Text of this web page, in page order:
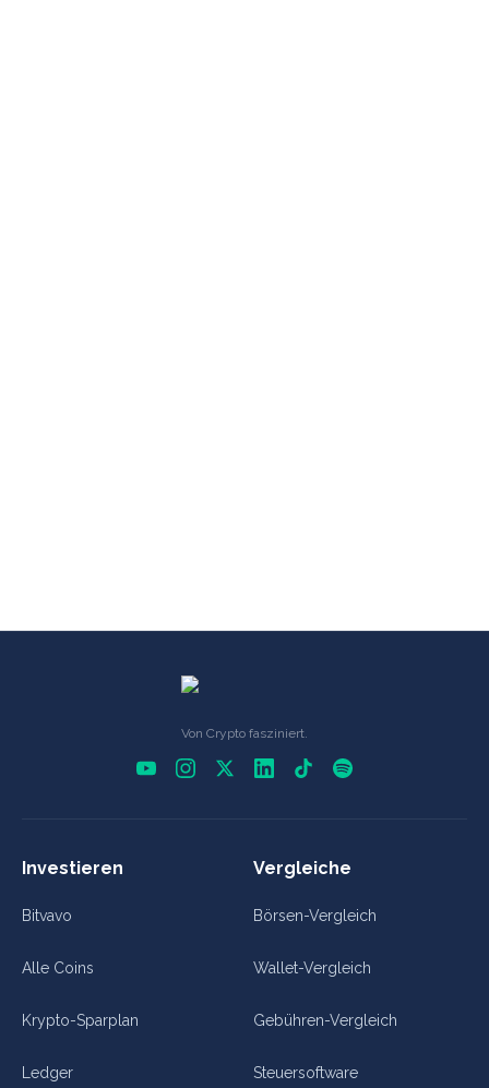
Von Crypto fasziniert.
Investieren
Bitvavo
Alle Coins
Krypto-Sparplan
Ledger
Vergleiche
Börsen-Vergleich
Wallet-Vergleich
Gebühren-Vergleich
Steuersoftware